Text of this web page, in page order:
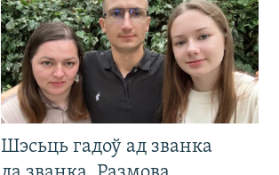
Шэсьць гадоў ад званка